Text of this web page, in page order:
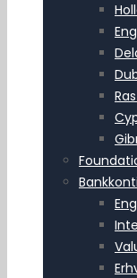
Bankkonti